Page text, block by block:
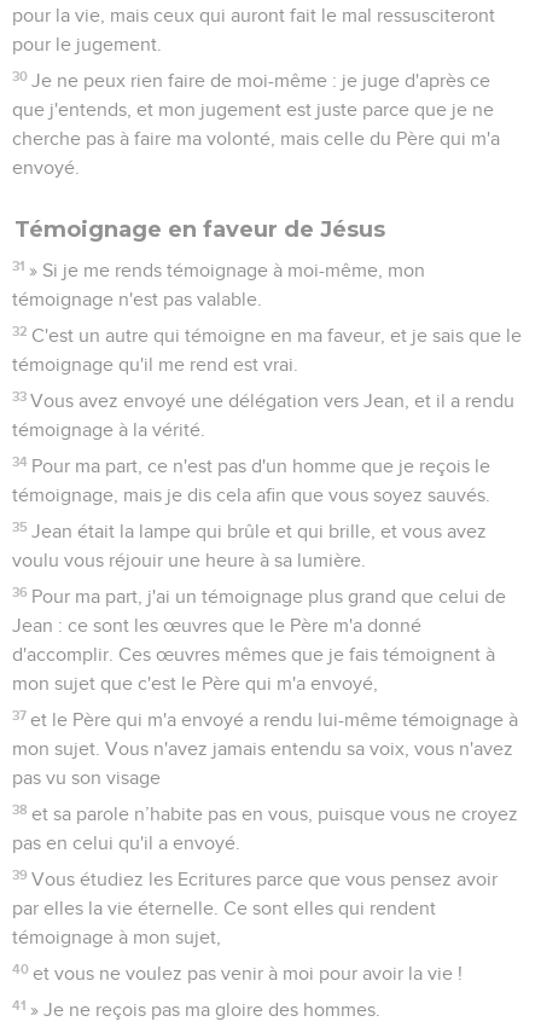
pour la vie, mais ceux qui auront fait le mal ressusciteront
pour le jugement.
30 Je ne peux rien faire de moi-même : je juge d'après ce
que j'entends, et mon jugement est juste parce que je ne
cherche pas à faire ma volonté, mais celle du Père qui m'a
envoyé.
Témoignage en faveur de Jésus
31 » Si je me rends témoignage à moi-même, mon
témoignage n'est pas valable.
32 C'est un autre qui témoigne en ma faveur, et je sais que le
témoignage qu'il me rend est vrai.
33 Vous avez envoyé une délégation vers Jean, et il a rendu
témoignage à la vérité.
34 Pour ma part, ce n'est pas d'un homme que je reçois le
témoignage, mais je dis cela afin que vous soyez sauvés.
35 Jean était la lampe qui brûle et qui brille, et vous avez
voulu vous réjouir une heure à sa lumière.
36 Pour ma part, j'ai un témoignage plus grand que celui de
Jean : ce sont les œuvres que le Père m'a donné
d'accomplir. Ces œuvres mêmes que je fais témoignent à
mon sujet que c'est le Père qui m'a envoyé,
37 et le Père qui m'a envoyé a rendu lui-même témoignage à
mon sujet. Vous n'avez jamais entendu sa voix, vous n'avez
pas vu son visage
38 et sa parole n’habite pas en vous, puisque vous ne croyez
pas en celui qu'il a envoyé.
39 Vous étudiez les Ecritures parce que vous pensez avoir
par elles la vie éternelle. Ce sont elles qui rendent
témoignage à mon sujet,
40 et vous ne voulez pas venir à moi pour avoir la vie !
41 » Je ne reçois pas ma gloire des hommes.